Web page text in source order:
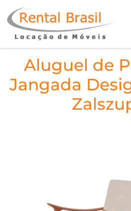
Aluguel de
Jangada